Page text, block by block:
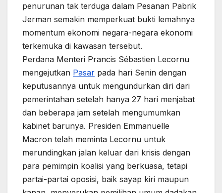
penurunan tak terduga dalam Pesanan Pabrik
Jerman semakin memperkuat bukti lemahnya
momentum ekonomi negara-negara ekonomi
terkemuka di kawasan tersebut.
Perdana Menteri Prancis Sébastien Lecornu
mengejutkan Pasar pada hari Senin dengan
keputusannya untuk mengundurkan diri dari
pemerintahan setelah hanya 27 hari menjabat
dan beberapa jam setelah mengumumkan
kabinet barunya. Presiden Emmanuelle
Macron telah meminta Lecornu untuk
merundingkan jalan keluar dari krisis dengan
para pemimpin koalisi yang berkuasa, tetapi
partai-partai oposisi, baik sayap kiri maupun